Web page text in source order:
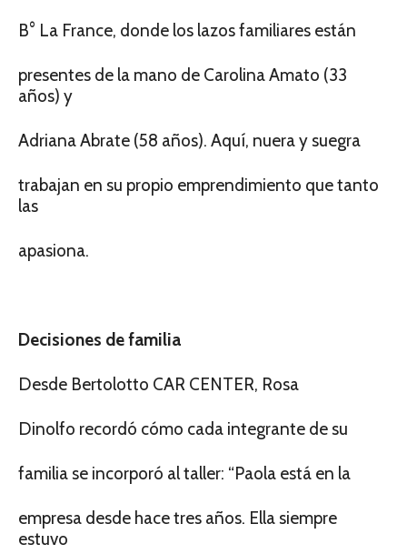
B° La France, donde los lazos familiares están
presentes de la mano de Carolina Amato (33
años) y
Adriana Abrate (58 años). Aquí, nuera y suegra
trabajan en su propio emprendimiento que tanto
las
apasiona.
Decisiones de familia
Desde Bertolotto CAR CENTER, Rosa
Dinolfo recordó cómo cada integrante de su
familia se incorporó al taller: “Paola está en la
empresa desde hace tres años. Ella siempre
estuvo